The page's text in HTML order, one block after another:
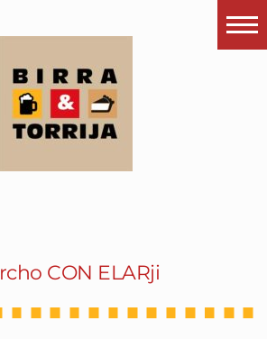
es pués?
visitas
los garitos
CON ELARji